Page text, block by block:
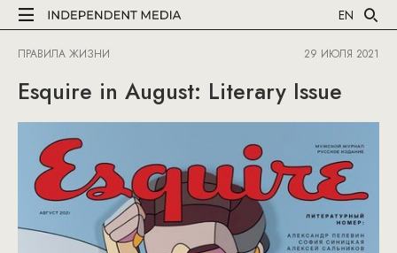
EN
ПРАВИЛА ЖИЗНИ 29 ИЮЛЯ 2021
Esquire in August: Literary Issue